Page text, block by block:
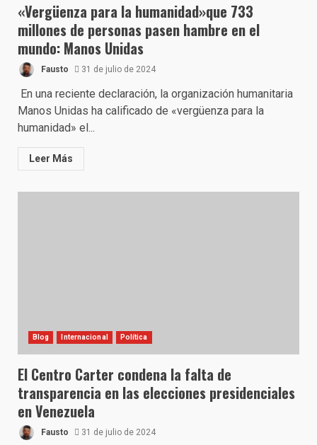
«Vergüenza para la humanidad»que 733
millones de personas pasen hambre en el
mundo: Manos Unidas
Fausto 31 de julio de 2024
En una reciente declaración, la organización humanitaria
Manos Unidas ha calificado de «vergüenza para la
humanidad» el...
Leer Más
Blog Internacional Política
El Centro Carter condena la falta de
transparencia en las elecciones presidenciales
en Venezuela
Fausto 31 de julio de 2024